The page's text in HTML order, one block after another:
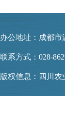
办公地址：成都市
联系方式：028-
版权信息：四川农